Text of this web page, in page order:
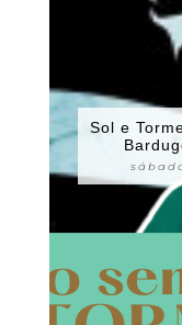
Sol e